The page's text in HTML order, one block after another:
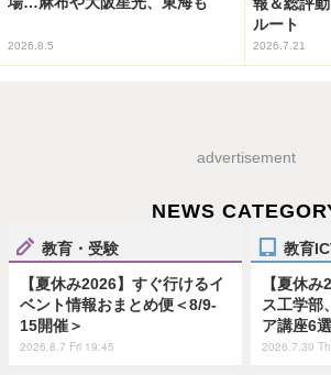
2026.8.5
ルート
2026.7.21
advertisement
NEWS
教育・受験
【夏休み2026】すぐ行けるイ
ベント情報おまとめ便＜8/9-
15開催＞
2026.8.7 Fri 19:45
教育
【夏休
ス工学部
ア講座6選
2026.7.30